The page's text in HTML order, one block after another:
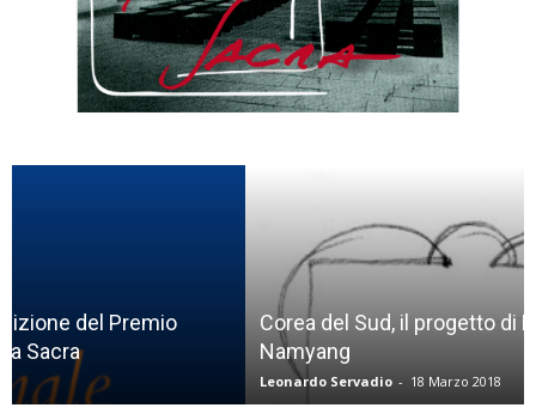
Corea del Sud, il progetto di Mario Botta per
Namyang
Leonardo Servadio 18 Marzo 2018 0